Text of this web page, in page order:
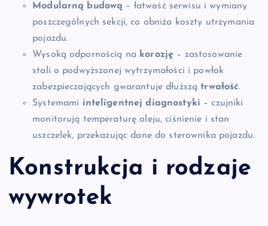
Modularną budową – łatwość serwisu i wymiany
poszczególnych sekcji, co obniża koszty utrzymania
pojazdu.
Wysoką odpornością na korozję – zastosowanie
stali o podwyższonej wytrzymałości i powłok
zabezpieczających gwarantuje dłuższątrwałość.
Systemami inteligentnej diagnostyki – czujniki
monitorują temperaturę oleju, ciśnienie i stan
uszczelek, przekazując dane do sterownika pojazdu.
Konstrukcja i rodzaje
wywrotek